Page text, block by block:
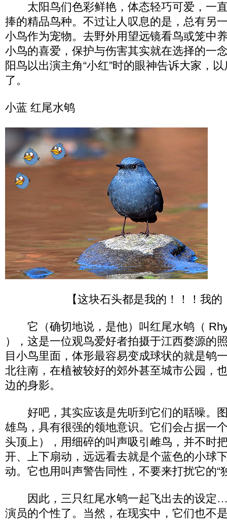
太阳鸟们色彩鲜艳，体态轻巧可爱，一
捧的精品鸟种。不过让人叹息的是，总有另
小鸟作为宠物。去野外用望远镜看鸟或笼中
小鸟的喜爱，保护与伤害其实就在选择的一
阳鸟以出演主角“小红”时的眼神告诉大家，
了。
小蓝 红尾水鸲
【这块石头都是我的！！！我的
它（确切地说，是他）叫红尾水鸲（
），这是一位观鸟爱好者拍摄于江西婺源的
目小鸟里面，体形最容易变成球状的就是鸲
北往南，在植被较好的郊外甚至城市公园，
边的身影。
好吧，其实应该是先听到它们的聒噪。
雄鸟，具有很强的领地意识。它们会占据一
头顶上），用细碎的叫声吸引雌鸟，并不时
开、上下扇动，远远看去就是个蓝色的小球
动。它也用叫声警告同性，不要来打扰它的“
因此，三只红尾水鸲一起飞出去的设定
演员的个性了。当然，在现实中，它们也不